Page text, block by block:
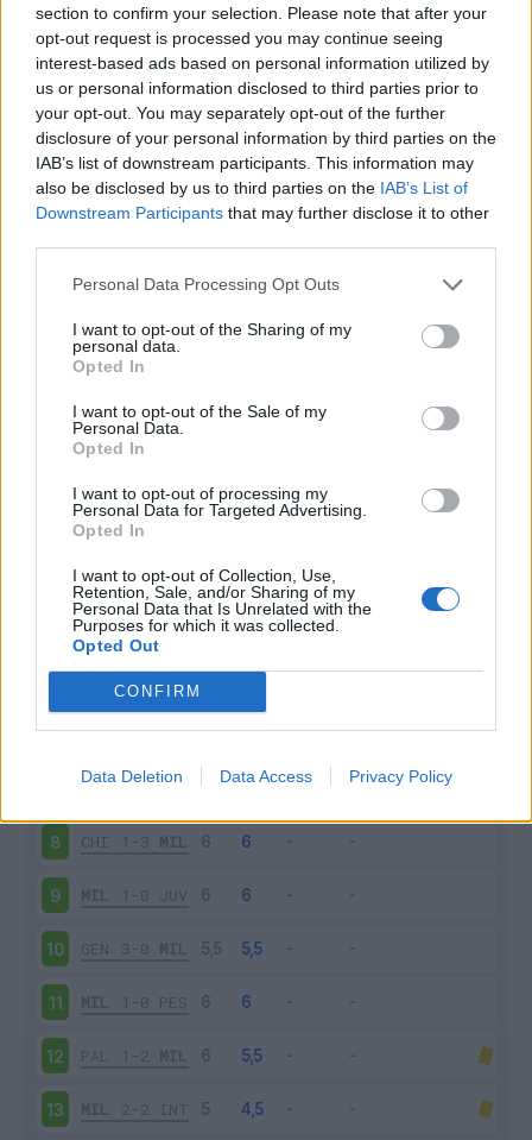
section to confirm your selection. Please note that after your
opt-out request is processed you may continue seeing
interest-based ads based on personal information utilized by
us or personal information disclosed to third parties prior to
your opt-out. You may separately opt-out of the further
disclosure of your personal information by third parties on the
IAB’s list of downstream participants. This information may
also be disclosed by us to third parties on the IAB’s List of
Downstream Participants that may further disclose it to other
Personal Data Processing Opt Outs
I want to opt-out of the Sharing of my
personal data.
Opted In
I want to opt-out of the Sale of my
Personal Data.
Opted In
I want to opt-out of processing my
Personal Data for Targeted Advertising.
Opted In
I want to opt-out of Collection, Use,
Retention, Sale, and/or Sharing of my
Personal Data that Is Unrelated with the
Purposes for which it was collected.
Opted Out
CONFIRM
Data Deletion Data Access Privacy Policy
2 - 5%
Squalificato 0 - 0%
Infortunato 0 - 0
Inutilizzato 13 - 34%
Scarica riepilogo
stagionale
Giornata Entrato Bonus/Malus
NAP 4-2 MIL
MIL 0-1 UDI
SAM 0-1 MIL
2-0 LAZ
6 FIO 0-0 MIL
MIL 4-3 SAS
8 CHI 1-3 MIL
9 MIL 1-0 JUV
10 GEN 3-0 MIL
11 MIL 1-0 PES
12 PAL 1-2 MIL
13 MIL 2-2 INT